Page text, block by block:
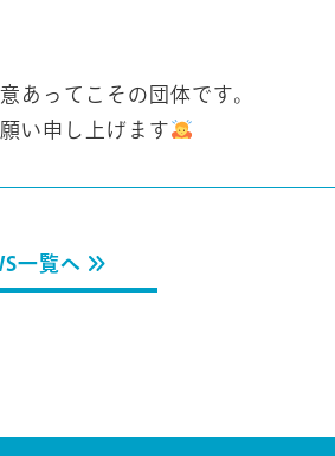
あってこその団体です。
い申し上げます
一覧へ